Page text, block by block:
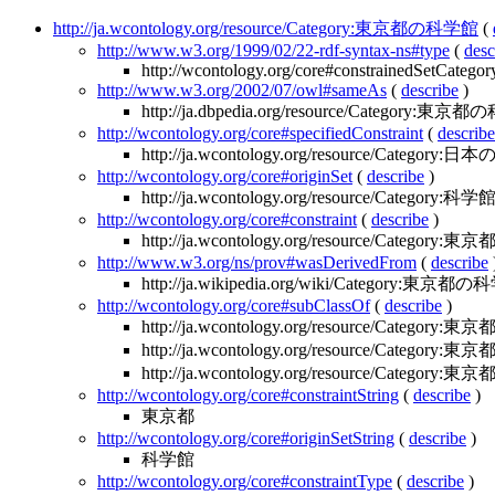
http://ja.wcontology.org/resource/Category:東京都の科学館 (
http://www.w3.org/1999/02/22-rdf-syntax-ns#type (
http://wcontology.org/
http://www.w3.org/2002/07/owl#sameAs ( describe )
http://ja.dbpedia.org/resource/Category:東京都
http://wcontology.org/core#specifiedConstraint ( describe
http://ja.wcontology.org/resource/Category:日
http://wcontology.org/core#originSet ( describe )
http://ja.wcontology.org/resource/Category:科学館
http://wcontology.org/core#constraint ( describe )
http://ja.wcontology.org/resource/Category:東京都
http://www.w3.org/ns/prov#wasDerivedFrom ( describe
http://ja.wikipedia.org/wiki/Category:東京都の
http://wcontology.org/core#subClassOf( describe )
http://ja.wcontology.org/resource/Category:東京
http://ja.wcontology.org/resource/Category:東京
http://ja.wcontology.org/resource/Category:東京
http://wcontology.org/core#constraintString ( describe )
東京都
http://wcontology.org/core#originSetString ( describe )
科学館
http://wcontology.org/core#constraintType ( describe )